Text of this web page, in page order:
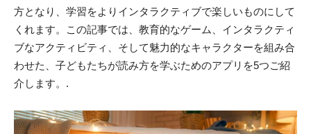
方となり、学習をよりインタラクティブで楽しいものにして
くれます。この記事では、教育的なゲーム、インタラクティ
ブなアクティビティ、そして魅力的なキャラクターを組み合
わせた、子どもたちが読み方を学ぶためのアプリを5つご紹
介します。.